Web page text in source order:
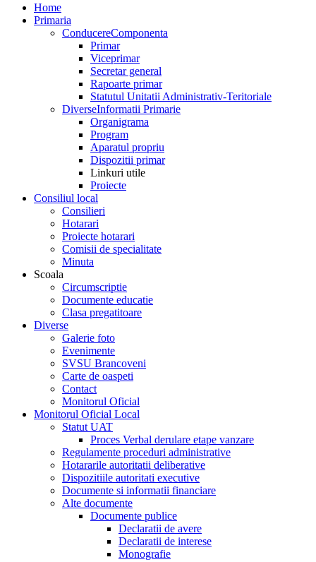
Home
Primaria
ConducereComponenta
Primar
Viceprimar
Secretar general
Rapoarte primar
Statutul Unitatii Administrativ-Teritoriale
DiverseInformatii Primarie
Organigrama
Program
Aparatul propriu
Dispozitii primar
Linkuri utile
Proiecte
Consiliul local
Consilieri
Hotarari
Proiecte hotarari
Comisii de specialitate
Minuta
Scoala
Circumscriptie
Documente educatie
Clasa pregatitoare
Diverse
Galerie foto
Evenimente
SVSU Brancoveni
Carte de oaspeti
Contact
Monitorul Oficial
Monitorul Oficial Local
Statut UAT
Proces Verbal derulare etape vanzare
Regulamente proceduri administrative
Hotararile autoritatii deliberative
Dispozitiile autoritati executive
Documente si informatii financiare
Alte documente
Documente publice
Declaratii de avere
Declaratii de interese
Monografie